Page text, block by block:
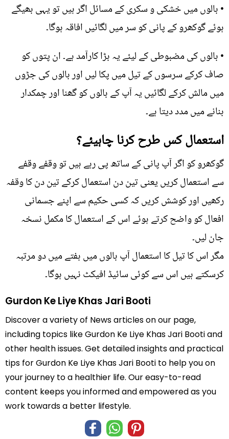
• بالوں میں خشکی و سکری کے مسائل اگر ہیں تو یہی بھیگے
ہوئے گوکھرو کے پانی کو سر میں لگائیں افاقہ ہوگا۔
• بالوں کی مضبوطی کے لیئے یہ بڑا کارآمد ہے۔ ان پتوں کو
صاف کرکے سرسوں کے تیل میں پکا لیں اور بالوں کی جڑوں
میں مالش کرکے لگائیں یہ آپ کے بالوں کو گھنا اور چمکدار
بنانے میں مدد دیتا ہے۔
استعمال کس طرح کرنا چاہیئے؟
گوکھرو کو اگر آپ پانی کے ساتھ پی رہے ہیں تو وقفے وقفے
سے استعمال کریں یعنی تین دن استعمال کرکے تین دن کا وقفہ
رکھیں اور کوشش کریں کہ کسی حکیم سے اپنے جسمانی
افعال کو واضح کرتے ہوئے اس کے استعمال کا مکمل نسخہ
جان لیں۔
مگر اس کا تیل کا استعمال آپ بالوں میں ہفتے میں دو مرتبہ
کرسکتے ہیں اس سے کوئی سائیڈ افیکٹ نہیں ہوگا۔
Gurdon Ke Liye Khas Jari Booti
Discover a variety of News articles on our page,
including topics like Gurdon Ke Liye Khas Jari Booti and
other health issues. Get detailed insights and practical
tips for Gurdon Ke Liye Khas Jari Booti to help you on
your journey to a healthier life. Our easy-to-read
content keeps you informed and empowered as you
work towards a better lifestyle.